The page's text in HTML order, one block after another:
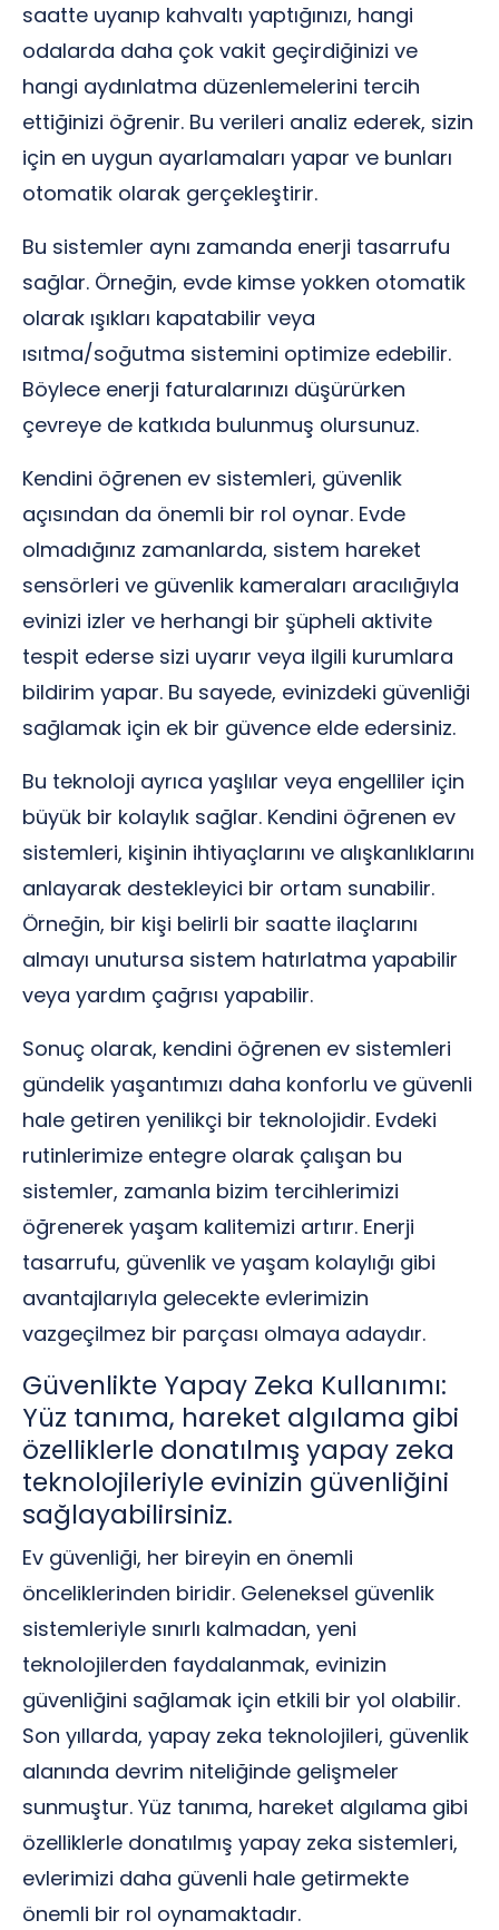
saatte uyanıp kahvaltı yaptığınızı, hangi
odalarda daha çok vakit geçirdiğinizi ve
hangi aydınlatma düzenlemelerini tercih
ettiğinizi öğrenir. Bu verileri analiz ederek, sizin
için en uygun ayarlamaları yapar ve bunları
otomatik olarak gerçekleştirir.
Bu sistemler aynı zamanda enerji tasarrufu
sağlar. Örneğin, evde kimse yokken otomatik
olarak ışıkları kapatabilir veya
ısıtma/soğutma sistemini optimize edebilir.
Böylece enerji faturalarınızı düşürürken
çevreye de katkıda bulunmuş olursunuz.
Kendini öğrenen ev sistemleri, güvenlik
açısından da önemli bir rol oynar. Evde
olmadığınız zamanlarda, sistem hareket
sensörleri ve güvenlik kameraları aracılığıyla
evinizi izler ve herhangi bir şüpheli aktivite
tespit ederse sizi uyarır veya ilgili kurumlara
bildirim yapar. Bu sayede, evinizdeki güvenliği
sağlamak için ek bir güvence elde edersiniz.
Bu teknoloji ayrıca yaşlılar veya engelliler için
büyük bir kolaylık sağlar. Kendini öğrenen ev
sistemleri, kişinin ihtiyaçlarını ve alışkanlıklarını
anlayarak destekleyici bir ortam sunabilir.
Örneğin, bir kişi belirli bir saatte ilaçlarını
almayı unutursa sistem hatırlatma yapabilir
veya yardım çağrısı yapabilir.
Sonuç olarak, kendini öğrenen ev sistemleri
gündelik yaşantımızı daha konforlu ve güvenli
hale getiren yenilikçi bir teknolojidir. Evdeki
rutinlerimize entegre olarak çalışan bu
sistemler, zamanla bizim tercihlerimizi
öğrenerek yaşam kalitemizi artırır. Enerji
tasarrufu, güvenlik ve yaşam kolaylığı gibi
avantajlarıyla gelecekte evlerimizin
vazgeçilmez bir parçası olmaya adaydır.
Güvenlikte Yapay Zeka Kullanımı:
Yüz tanıma, hareket algılama gibi
özelliklerle donatılmış yapay zeka
teknolojileriyle evinizin güvenliğini
sağlayabilirsiniz.
Ev güvenliği, her bireyin en önemli
önceliklerinden biridir. Geleneksel güvenlik
sistemleriyle sınırlı kalmadan, yeni
teknolojilerden faydalanmak, evinizin
güvenliğini sağlamak için etkili bir yol olabilir.
Son yıllarda, yapay zeka teknolojileri, güvenlik
alanında devrim niteliğinde gelişmeler
sunmuştur. Yüz tanıma, hareket algılama gibi
özelliklerle donatılmış yapay zeka sistemleri,
evlerimizi daha güvenli hale getirmekte
önemli bir rol oynamaktadır.